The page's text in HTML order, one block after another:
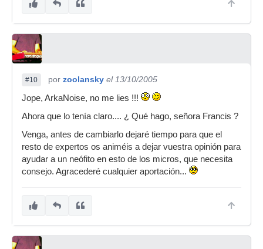
#10 por zoolansky el 13/10/2005
Jope, ArkaNoise, no me lies !!!
Ahora que lo tenía claro.... ¿ Qué hago, señora Francis ?
Venga, antes de cambiarlo dejaré tiempo para que el
resto de expertos os animéis a dejar vuestra opinión para
ayudar a un neófito en esto de los micros, que necesita
consejo. Agracederé cualquier aportación...